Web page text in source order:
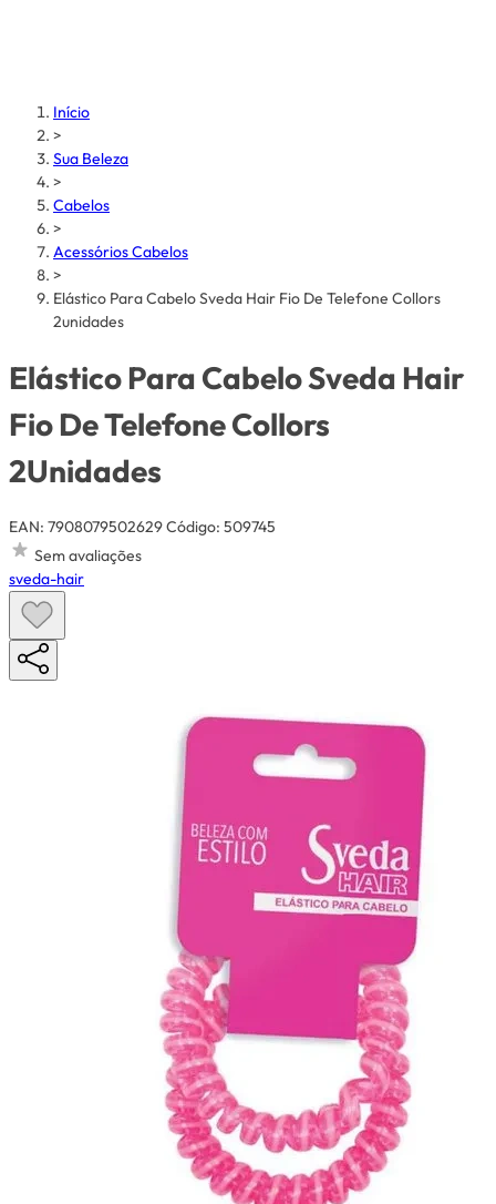
Início
>
Sua Beleza
>
Cabelos
>
Acessórios Cabelos
>
Elástico Para Cabelo Sveda Hair Fio De Telefone Collors
2unidades
Elástico Para Cabelo Sveda Hair
Fio De Telefone Collors
2Unidades
EAN: 7908079502629Código: 509745
Sem avaliações
sveda-hair